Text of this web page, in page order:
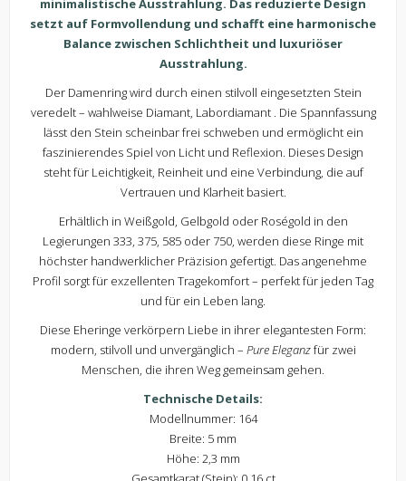
minimalistische Ausstrahlung. Das reduzierte Design
setzt auf Formvollendung und schafft eine harmonische
Balance zwischen Schlichtheit und luxuriöser
Ausstrahlung.
Der Damenring wird durch einen stilvoll eingesetzten Stein
veredelt – wahlweise Diamant, Labordiamant . Die Spannfassung
lässt den Stein scheinbar frei schweben und ermöglicht ein
faszinierendes Spiel von Licht und Reflexion. Dieses Design
steht für Leichtigkeit, Reinheit und eine Verbindung, die auf
Vertrauen und Klarheit basiert.
Erhältlich in Weißgold, Gelbgold oder Roségold in den
Legierungen 333, 375, 585 oder 750, werden diese Ringe mit
höchster handwerklicher Präzision gefertigt. Das angenehme
Profil sorgt für exzellenten Tragekomfort – perfekt für jeden Tag
und für ein Leben lang.
Diese Eheringe verkörpern Liebe in ihrer elegantesten Form:
modern, stilvoll und unvergänglich – Pure Eleganzfür zwei
Menschen, die ihren Weg gemeinsam gehen.
Technische Details:
Modellnummer: 164
Breite: 5 mm
Höhe: 2,3 mm